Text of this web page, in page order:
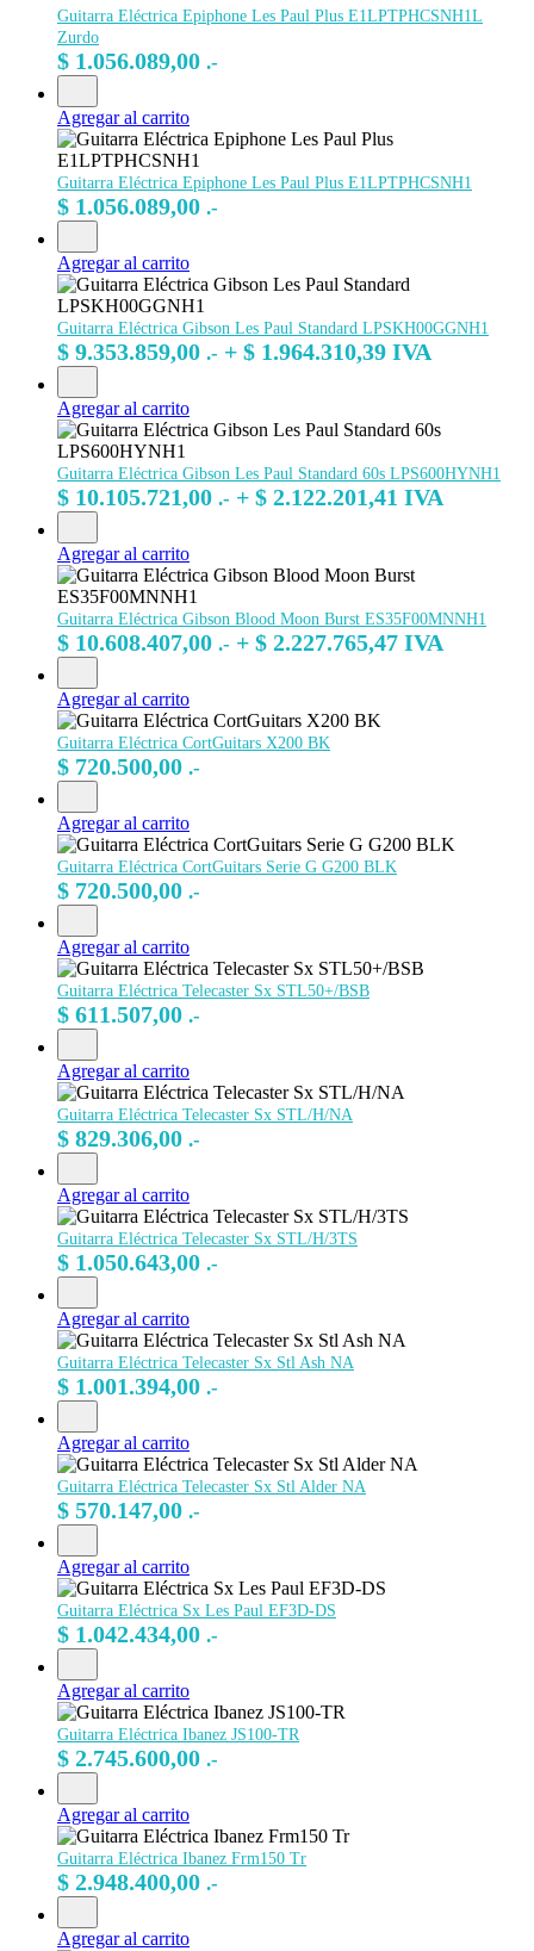
Guitarra Eléctrica Epiphone Les Paul Plus E1LPTPHCSNH1L
Zurdo
$ 1.056.089,00 .-
Agregar al carrito
Guitarra Eléctrica Epiphone Les Paul Plus E1LPTPHCSNH1
$ 1.056.089,00 .-
Agregar al carrito
Guitarra Eléctrica Gibson Les Paul Standard LPSKH00GGNH1
$ 9.353.859,00 .- + $ 1.964.310,39 IVA
Agregar al carrito
Guitarra Eléctrica Gibson Les Paul Standard 60s LPS600HYNH1
$ 10.105.721,00 .- + $ 2.122.201,41 IVA
Agregar al carrito
Guitarra Eléctrica Gibson Blood Moon Burst ES35F00MNNH1
$ 10.608.407,00 .- + $ 2.227.765,47 IVA
Agregar al carrito
Guitarra Eléctrica CortGuitars X200 BK
$ 720.500,00 .-
Agregar al carrito
Guitarra Eléctrica CortGuitars Serie G G200 BLK
$ 720.500,00 .-
Agregar al carrito
Guitarra Eléctrica Telecaster Sx STL50+/BSB
$ 611.507,00 .-
Agregar al carrito
Guitarra Eléctrica Telecaster Sx STL/H/NA
$ 829.306,00 .-
Agregar al carrito
Guitarra Eléctrica Telecaster Sx STL/H/3TS
$ 1.050.643,00 .-
Agregar al carrito
Guitarra Eléctrica Telecaster Sx Stl Ash NA
$ 1.001.394,00 .-
Agregar al carrito
Guitarra Eléctrica Telecaster Sx Stl Alder NA
$ 570.147,00 .-
Agregar al carrito
Guitarra Eléctrica Sx Les Paul EF3D-DS
$ 1.042.434,00 .-
Agregar al carrito
Guitarra Eléctrica Ibanez JS100-TR
$ 2.745.600,00 .-
Agregar al carrito
Guitarra Eléctrica Ibanez Frm150 Tr
$ 2.948.400,00 .-
Agregar al carrito